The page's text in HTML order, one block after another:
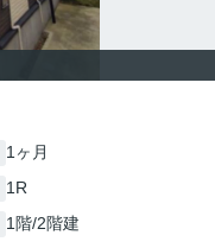
1ヶ月
1R
1階/2階建